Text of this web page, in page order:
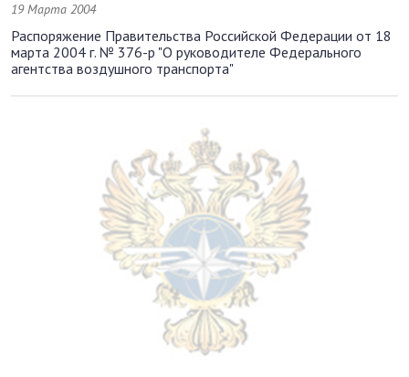
19 Марта 2004
Распоряжение Правительства Российской Федерации от 18
марта 2004 г. № 376-р "О руководителе Федерального
агентства воздушного транспорта"